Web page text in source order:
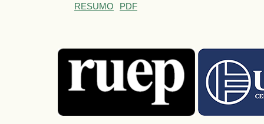
RESUMO PDF